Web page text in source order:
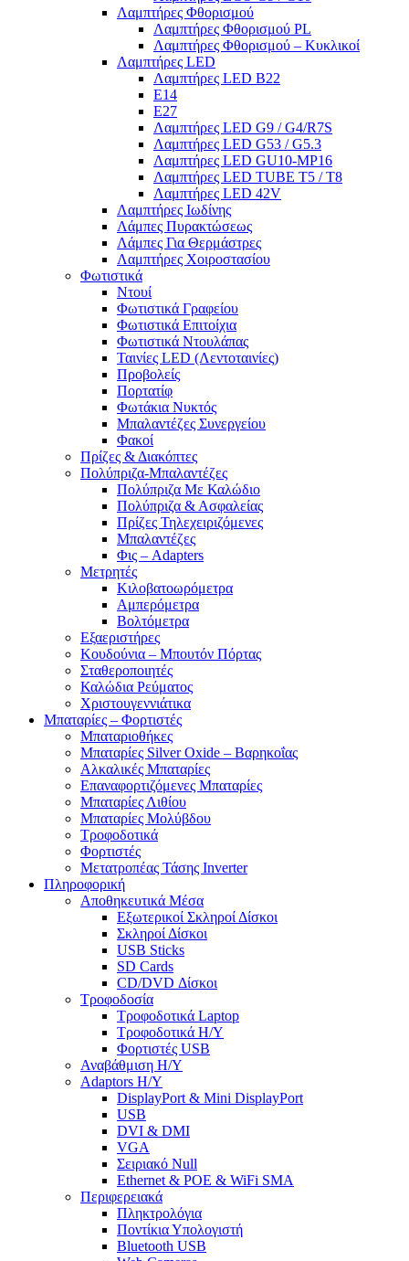
Λαμπτήρες Φθορισμού
Λαμπτήρες Φθορισμού PL
Λαμπτήρες Φθορισμού – Κυκλικοί
Λαμπτήρες LED
Λαμπτήρες LED B22
E14
E27
Λαμπτήρες LED G9 / G4/R7S
Λαμπτήρες LED G53 / G5.3
Λαμπτήρες LED GU10-ΜΡ16
Λαμπτήρες LED TUBE T5 / T8
Λαμπτήρες LED 42V
Λαμπτήρες Ιωδίνης
Λάμπες Πυρακτώσεως
Λάμπες Για Θερμάστρες
Λαμπτήρες Χοιροστασίου
Φωτιστικά
Ντουί
Φωτιστικά Γραφείου
Φωτιστικά Επιτοίχια
Φωτιστικά Ντουλάπας
Ταινίες LED (Λεντοταινίες)
Προβολείς
Πορτατίφ
Φωτάκια Νυκτός
Μπαλαντέζες Συνεργείου
Φακοί
Πρίζες & Διακόπτες
Πολύπριζα-Μπαλαντέζες
Πολύπριζα Με Καλώδιο
Πολύπριζα & Ασφαλείας
Πρίζες Τηλεχειριζόμενες
Μπαλαντέζες
Φις – Adapters
Μετρητές
Κιλοβατοωρόμετρα
Αμπερόμετρα
Βολτόμετρα
Εξαεριστήρες
Κουδούνια – Μπουτόν Πόρτας
Σταθεροποιητές
Καλώδια Ρεύματος
Χριστουγεννιάτικα
Μπαταρίες – Φορτιστές
Μπαταριοθήκες
Μπαταρίες Silver Oxide – Βαρηκοΐας
Αλκαλικές Μπαταρίες
Επαναφορτιζόμενες Μπαταρίες
Μπαταρίες Λιθίου
Μπαταρίες Μολύβδου
Τροφοδοτικά
Φορτιστές
Μετατροπέας Τάσης Inverter
Πληροφορική
Αποθηκευτικά Μέσα
Εξωτερικοί Σκληροί Δίσκοι
Σκληροί Δίσκοι
USB Sticks
SD Cards
CD/DVD Δίσκοι
Τροφοδοσία
Τροφοδοτικά Laptop
Τροφοδοτικά Η/Υ
Φορτιστές USB
Αναβάθμιση Η/Υ
Adaptors Η/Υ
DisplayPort & Mini DisplayPort
USB
DVI & DMI
VGA
Σειριακό Null
Ethernet & POE & WiFi SMA
Περιφερειακά
Πληκτρολόγια
Ποντίκια Υπολογιστή
Bluetooth USB